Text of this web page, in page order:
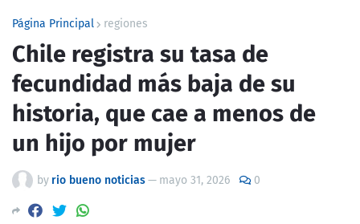
Página Principal regiones
Chile registra su tasa de
fecundidad más baja de su
historia, que cae a menos de
un hijo por mujer
by rio bueno noticias— mayo 31, 2026 0